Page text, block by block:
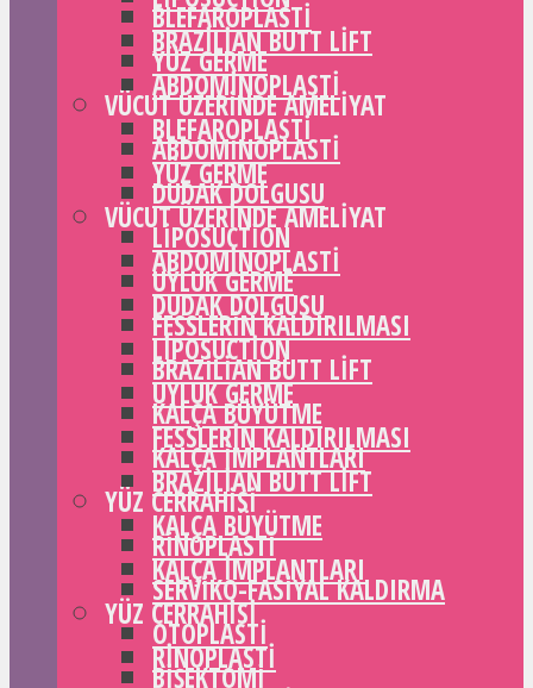
BLEFAROPLASTI
YÜZ GERME
VÜCUT ÜZERINDE AMELIYAT
ABDOMINOPLASTI
DUDAK DOLGUSU
LIPOSUCTION
UYLUK GERME
FESSLERIN KALDIRILMASI
BRAZILIAN BUTT LIFT
KALÇA BÜYÜTME
KALÇA IMPLANTLARI
YÜZ CERRAHISI
RINOPLASTI
SERVIKO-FASIYAL KALDIRMA
OTOPLASTI
BIŞEKTOMI
BRAZILIAN BUTT LIFT
ABDOMINOPLASTI
BLEFAROPLASTI
YÜZ GERME
VÜCUT ÜZERINDE AMELIYAT
ABDOMINOPLASTI
DUDAK DOLGUSU
LIPOSUCTION
UYLUK GERME
FESSLERIN KALDIRILMASI
BRAZILIAN BUTT LIFT
KALÇA BÜYÜTME
KALÇA IMPLANTLARI
YÜZ CERRAHISI
RINOPLASTI